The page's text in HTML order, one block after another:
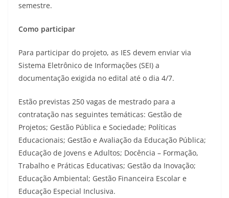
semestre.
Como participar
Para participar do projeto, as IES devem enviar via
Sistema Eletrônico de Informações (SEI) a
documentação exigida no edital até o dia 4/7.
Estão previstas 250 vagas de mestrado para a
contratação nas seguintes temáticas: Gestão de
Projetos; Gestão Pública e Sociedade; Políticas
Educacionais; Gestão e Avaliação da Educação Pública;
Educação de Jovens e Adultos; Docência – Formação,
Trabalho e Práticas Educativas; Gestão da Inovação;
Educação Ambiental; Gestão Financeira Escolar e
Educação Especial Inclusiva.